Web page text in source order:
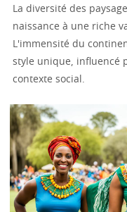
La diversité des
naissance à une riche
L'immensité du
style unique, influencé
contexte social.